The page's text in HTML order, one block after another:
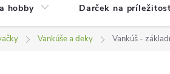
hobby Darček na príležitosť
Vankúše a deky Vankúš -